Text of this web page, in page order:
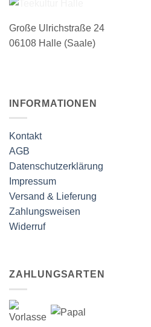
Große Ulrichstraße 24
06108 Halle (Saale)
INFORMATIONEN
Kontakt
AGB
Datenschutzerklärung
Impressum
Versand & Lieferung
Zahlungsweisen
Widerruf
ZAHLUNGSARTEN